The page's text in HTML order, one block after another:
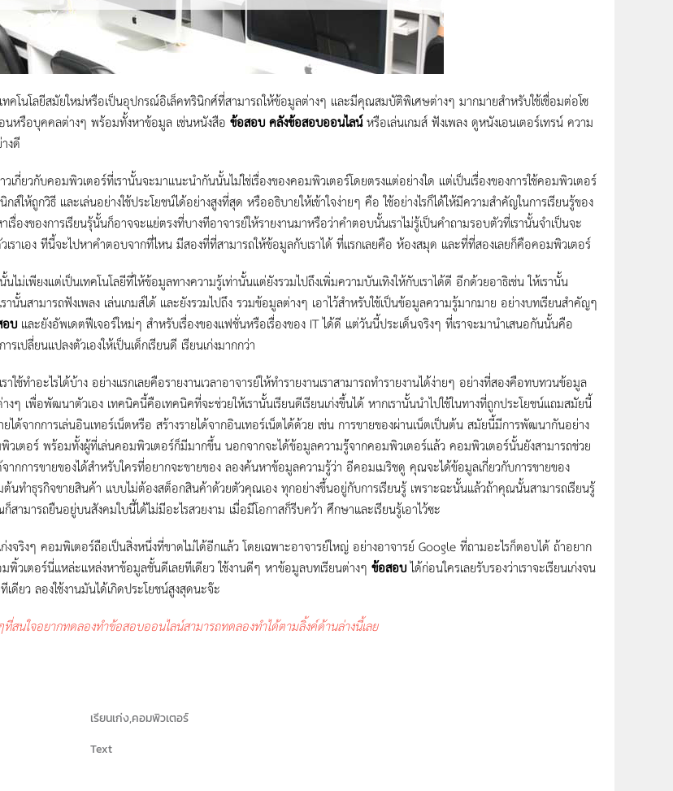
คโนโลยีสมัยใหม่หรือเป็นอุปกรณ์อิเล็คทรินิกศ์ที่สามารถให้ข้อมูลต่างๆ และมีคุณสมบัติพิเศษต่างๆ มากมายสำหรับใช้เชื่อมต่อโซ
อนหรือบุคคลต่างๆ พร้อมทั้งหาข้อมูล เช่นหนังสือ ข้อสอบ คลังข้อสอบออนไลน์หรือเล่นเกมส์ ฟังเพลง ดูหนังเอนเตอร์เทรน์ ความ
งดี
วเกี่ยวกับคอมพิวเตอร์ที่เรานั้นจะมาแนะนำกันนั้นไม่ใช่เรื่องของคอมพิวเตอร์โดยตรงแต่อย่างใด แต่เป็นเรื่องของการใช้คอมพิวเตอร์
ส์ให้ถูกวิธี และเล่นอย่างใช้ประโยชน์ได้อย่างสูงที่สุด หรืออธิบายให้เข้าใจง่ายๆ คือ ใช้อย่างไรก็ได้ให้มีความสำคัญในการเรียนรู้ของ
รื่องของการเรียนรุ้นั้นก็อาจจะแย่ตรงที่บางทีอาจารย์ให้รายงานมาหรือว่าคำตอบนั้นเราไม่รู้เป็นคำถามรอบตัวที่เรานั้นจำเป็นจะ
ราเอง ทีนี้จะไปหาคำตอบจากที่ไหน มีสองที่ที่สามารถให้ข้อมูลกับเราได้ ที่แรกเลยคือ ห้องสมุด และที่ที่สองเลยก็คือคอมพิวเตอร์
ไม่เพียงแต่เป็นเทคโนโลยีที่ให้ข้อมูลทางความรู้เท่านั้นแต่ยังรวมไปถึงเพิ่มความบันเทิงให้กับเราได้ดี อีกด้วยอาธิเช่น ให้เรานั้น
านั้นสามารถฟังเพลง เล่นเกมส์ได้ และยังรวมไปถึง รวมข้อมูลต่างๆ เอาไว้สำหรับใช้เป็นข้อมูลความรู้มากมาย อย่างบทเรียนสำคัญๆ
บ และยังอัพเดตฟีเจอร์ใหม่ๆ สำหรับเรื่องของแฟชั่นหรือเรื่องของ IT ได้ดี แต่วันนี้ประเด็นจริงๆ ที่เราจะมานำเสนอกันนั้นคือ
เปลี่ยนแปลงตัวเองให้เป็นเด็กเรียนดี เรียนเก่งมากกว่า
ใช้ทำอะไรได้บ้าง อย่างแรกเลยคือรายงานเวลาอาจารย์ให้ทำรายงานเราสามารถทำรายงานได้ง่ายๆ อย่างที่สองคือทบทวนข้อมูล
ๆ เพื่อพัฒนาตัวเอง เทคนิคนี้คือเทคนิคที่จะช่วยให้เรานั้นเรียนดีเรียนเก่งขึ้นได้ หากเรานั้นนำไปใช้ในทางที่ถูกประโยชน์แถมสมัยนี้
ายได้จากการเล่นอินเทอร์เน็ตหรือ สร้างรายได้จากอินเทอร์เน็ตได้ด้วย เช่น การขายของผ่านเน็ตเป็นต้น สมัยนี้มีการพัฒนากันอย่าง
วเตอร์ พร้อมทั้งผู้ที่เล่นคอมพิวเตอร์ก็มีมากขึ้น นอกจากจะได้ข้อมูลความรู้่จากคอมพิวเตอร์แล้ว คอมพิวเตอร์นั้นยังสามารถช่วย
ด้จากการขายของได้สำหรับใครที่อยากจะขายของ ลองค้นหาข้อมูลความรู้ว่า อีคอมเมริชดู คุณจะได้ข้อมูลเกี่ยวกับการขายของ
ต้นทำธุรกิจขายสินค้า แบบไม่ต้องสต็อกสินค้าด้วยตัวคุณเอง ทุกอย่างขึ้นอยู่กับการเรียนรู้ เพราะฉะนั้นแล้วถ้าคุณนั้นสามารถเรียนรู้
ามารถยืนอยู่บนสังคมใบนี้ได้ไม่มีอะไรสวยงาม เมื่อมีโอกาสก็รีบคว้า ศึกษาและเรียนรู้เอาไว้ซะ
ก่งจริงๆ คอมพิเตอร์ถือเป็นสิ่งหนึ่งที่ขาดไม่ได้อีกแล้ว โดยเฉพาะอาจารย์ใหญ่ อย่างอาจารย์ Google ที่ถามอะไรก็ตอบได้ ถ้าอยาก
พิ้วเตอร์นี่แหล่ะแหล่งหาข้อมูลชั้นดีเลยทีเดียว ใช้งานดีๆ หาข้อมูลบทเรียนต่างๆ ข้อสอบได้ก่อนใครเลยรับรองว่าเราจะเรียนเก่งจน
ดียว ลองใช้งานมันได้เกิดประโยชน์สูงสุดนะจ๊ะ
สนใจอยากทดลองทำข้อสอบออนไลน์สามารถทดลองทำได้ตามลิ้งค์ด้านล่างนี้เลย
เรียนเก่ง,คอมพิวเตอร์
Text